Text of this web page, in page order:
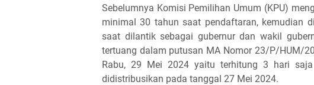
Sebelumnya Komisi Pemilihan Umum (KPU)
minimal 30 tahun saat pendaftaran, kemudian
saat dilantik sebagai gubernur dan wakil
tertuang dalam putusan MA Nomor 23/P/HUM/
Rabu, 29 Mei 2024 yaitu terhitung 3 hari
didistribusikan pada tanggal 27 Mei 2024.